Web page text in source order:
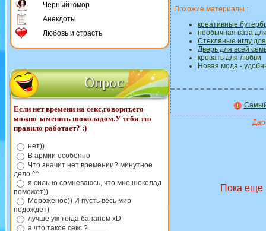
Черный юмор
Анекдоты
Любовь и страсть
Опрос
Если нет времени на секс,говорят,его
можно заменить шоколадом.У тебя это
правило работает? :)
нет))
В армии особенно
Что значит нет времении? минутное
дело ^^
я сильно сомневаюсь, что мне шоколад
поможет))
Мороженое)) И пусть весь мир
подождет)
лучше уж тогда бананом xD
а что такое секс ?
Похожие материалы :
креативные
необычная ваза
Стекляные иглу
Дверь для всей
кровать для любви
Новая мода -
Пока еще